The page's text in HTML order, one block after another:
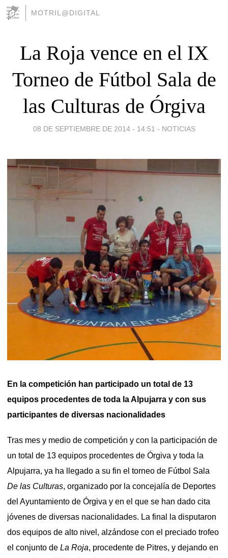
MOTRIL@DIGITAL
La Roja vence en el IX
Torneo de Fútbol Sala de
las Culturas de Órgiva
08 DE SEPTIEMBRE DE 2014 - 14:51 - NOTICIAS
En la competición han participado un total de 13
equipos procedentes de toda la Alpujarra y con sus
participantes de diversas nacionalidades
Tras mes y medio de competición y con la participación de
un total de 13 equipos procedentes de Órgiva y toda la
Alpujarra, ya ha llegado a su fin el torneo de Fútbol Sala
De las Culturas, organizado por la concejalía de Deportes
del Ayuntamiento de Órgiva y en el que se han dado cita
jóvenes de diversas nacionalidades. La final la disputaron
dos equipos de alto nivel, alzándose con el preciado trofeo
el conjunto de La Roja, procedente de Pitres, y dejando en